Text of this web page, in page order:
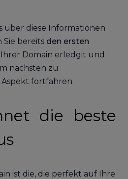
über diese Informationen
Sie bereits den ersten
Domain erledgit und
nächsten zu
fortfahren.
die beste
ist die, die perfekt auf Ihre